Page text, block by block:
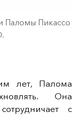
Паломы Пикассо
лет, Палома
Она
с